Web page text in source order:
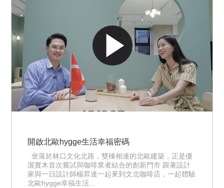
開啟北歐hygge生活幸福密碼
坐落於林口文化北路，雙棟相連的北歐建築，正是優
渥實木首次嘗試與咖啡業者結合的創新門市 跟著設計
家與一日設計師楊昇達一起來到文北咖啡店，一起體驗
北歐hygge幸福生活...